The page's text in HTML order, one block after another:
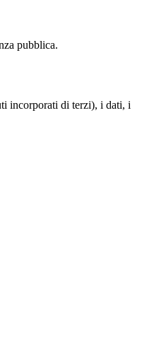
pubblica.
incorporati di terzi), i dati, i